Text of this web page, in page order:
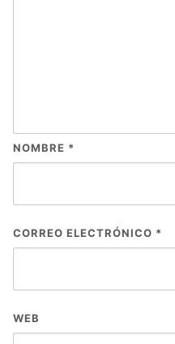
NOMBRE *
CORREO ELECTRÓNICO *
WEB